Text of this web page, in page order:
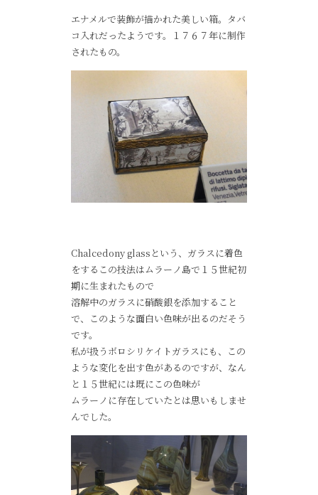
エナメルで装飾が描かれた美しい箱。タバ
コ入れだったようです。１７６７年に制作
されたもの。
Chalcedony glassという、ガラスに着色
をするこの技法はムラーノ島で１５世紀初
期に生まれたもので
溶解中のガラスに硝酸銀を添加すること
で、このような面白い色味が出るのだそう
です。
私が扱うボロシリケイトガラスにも、この
ような変化を出す色があるのですが、なん
と１５世紀には既にこの色味が
ムラーノに存在していたとは思いもしませ
んでした。